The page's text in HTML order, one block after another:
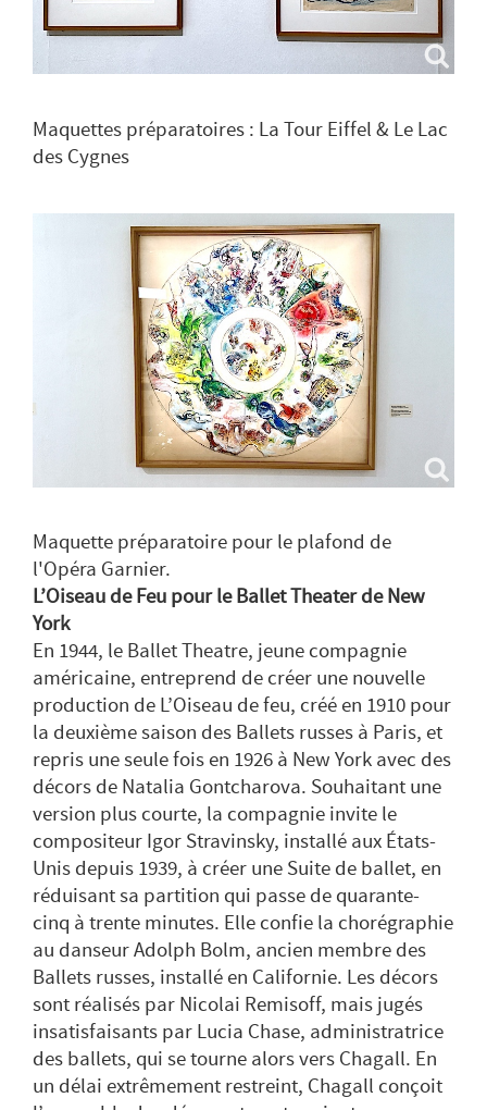
Maquettes préparatoires : La Tour Eiffel & Le Lac
des Cygnes
Maquette préparatoire pour le plafond de
l'Opéra Garnier.
L’Oiseau de Feu pour le Ballet Theater de New
York
En 1944, le Ballet Theatre, jeune compagnie
américaine, entreprend de créer une nouvelle
production de L’Oiseau de feu, créé en 1910 pour
la deuxième saison des Ballets russes à Paris, et
repris une seule fois en 1926 à New York avec des
décors de Natalia Gontcharova. Souhaitant une
version plus courte, la compagnie invite le
compositeur Igor Stravinsky, installé aux États-
Unis depuis 1939, à créer une Suite de ballet, en
réduisant sa partition qui passe de quarante-
cinq à trente minutes. Elle confie la chorégraphie
au danseur Adolph Bolm, ancien membre des
Ballets russes, installé en Californie. Les décors
sont réalisés par Nicolai Remisoff, mais jugés
insatisfaisants par Lucia Chase, administratrice
des ballets, qui se tourne alors vers Chagall. En
un délai extrêmement restreint, Chagall conçoit